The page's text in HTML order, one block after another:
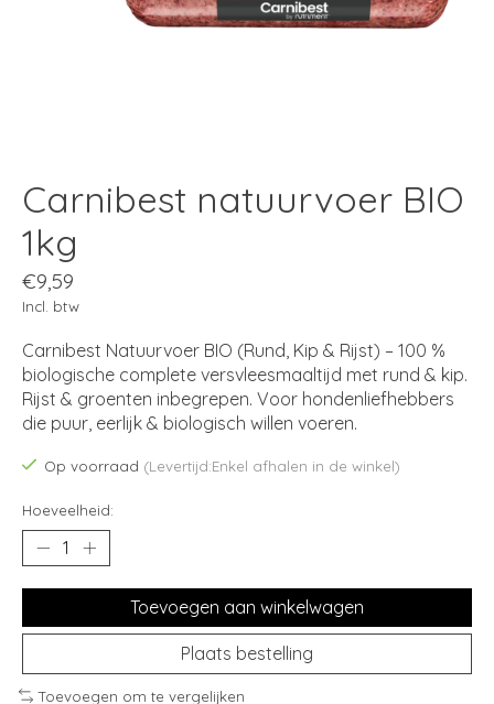
Carnibest natuurvoer BIO
1kg
€9,59
Incl. btw
Carnibest Natuurvoer BIO (Rund, Kip & Rijst) – 100 %
biologische complete versvleesmaaltijd met rund & kip.
Rijst & groenten inbegrepen. Voor hondenliefhebbers
die puur, eerlijk & biologisch willen voeren.
Op voorraad (Levertijd:Enkel afhalen in de winkel)
Hoeveelheid:
Toevoegen aan winkelwagen
Plaats bestelling
Toevoegen om te vergelijken